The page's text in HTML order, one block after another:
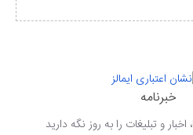
خبرنامه
و تبلیغات را به روز نگه دارید